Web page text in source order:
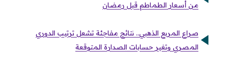
من أسعار الطماطم قبل رمضان
صراع المربع الذهبي.. نتائج مفاجئة تشعل ترتيب الدوري
المصري وتغير حسابات الصدارة المتوقعة